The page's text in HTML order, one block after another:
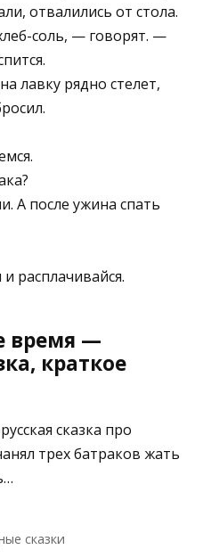
отвалились от стола.
соль, — говорят. —
лавку рядно стелет,
А после ужина спать
расплачивайся.
время —
краткое
сказка про
трех батраков жать
сказки